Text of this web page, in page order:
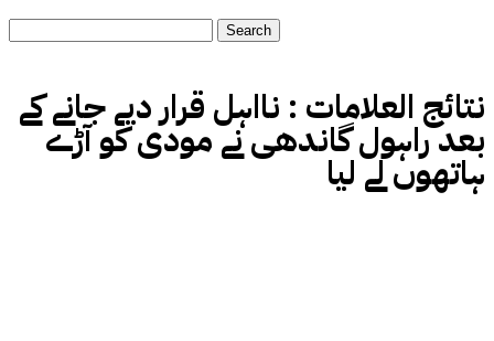
نتائج العلامات : نااہل قرار دیے جانے کے
بعد راہول گاندھی نے مودی کو آڑے
ہاتھوں لے لیا